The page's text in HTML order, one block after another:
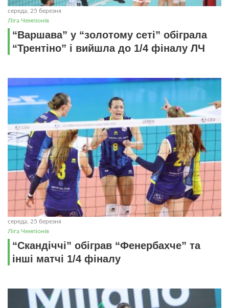
середа, 25 березня
Ліга Чемпіонів
“Варшава” у “золотому сеті” обіграла
“Трентіно” і вийшла до 1/4 фіналу ЛЧ
середа, 25 березня
Ліга Чемпіонів
“Скандіччі” обіграв “Фенербахче” та
інші матчі 1/4 фіналу